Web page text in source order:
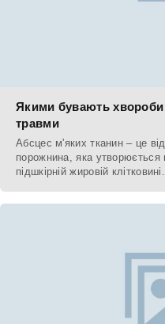
Якими бувають хвороби
травми
Абсцес м'яких тканин – це
порожнина, яка утворюється
підшкірній жировій клітковині.